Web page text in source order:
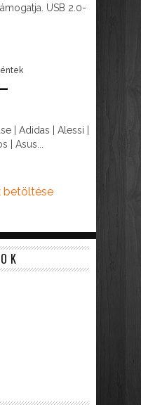
USB 2.0-
| Adidas | Alessi |
| Asus...
betöltése